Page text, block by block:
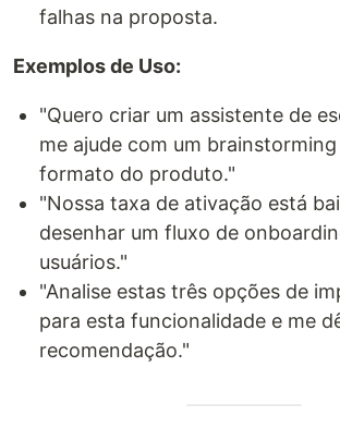
falhas na proposta.
Exemplos de Uso:
"Quero criar um assistente de
me ajude com um
formato do produto."
"Nossa taxa de ativação está
desenhar um fluxo de
usuários."
"Analise estas três opções de
para esta funcionalidade e me
recomendação."